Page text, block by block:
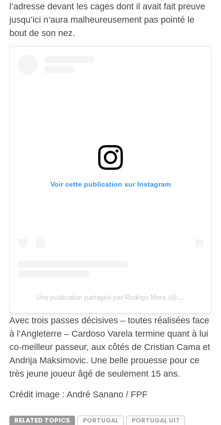
l’adresse devant les cages dont il avait fait preuve
jusqu’ici n’aura malheureusement pas pointé le
bout de son nez.
Voir cette publication sur Instagram
Une publication partagée par Rodrigo Mora (@rodrigomora.10)
Avec trois passes décisives – toutes réalisées face
à l’Angleterre – Cardoso Varela termine quant à lui
co-meilleur passeur, aux côtés de Cristian Cama et
Andrija Maksimovic. Une belle prouesse pour ce
très jeune joueur âgé de seulement 15 ans.
Crédit image : André Sanano / FPF
RELATED TOPICS PORTUGAL
PORTUGAL U17